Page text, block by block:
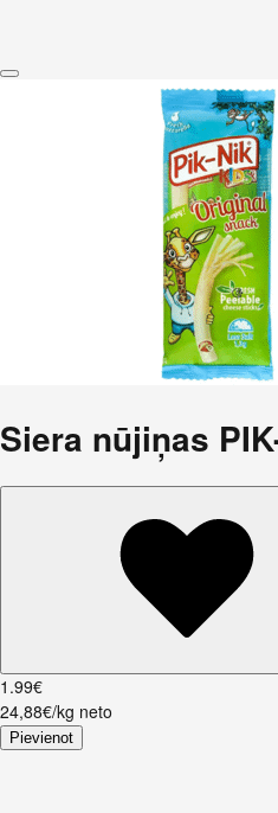
Siera nūjiņas
1 .99€
24,88€/kg neto
Pievienot